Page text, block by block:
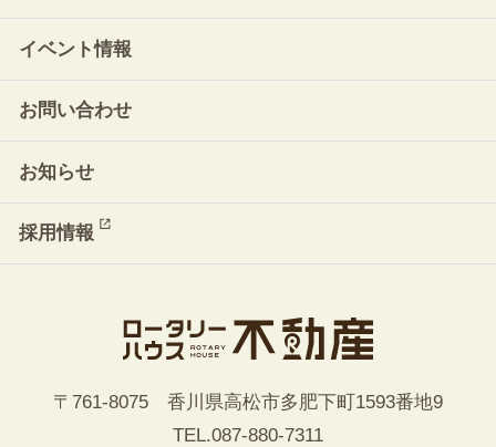
イベント情報
お問い合わせ
お知らせ
採用情報
〒761-8075 香川県高松市多肥下町1593番地9
TEL.087-880-7311